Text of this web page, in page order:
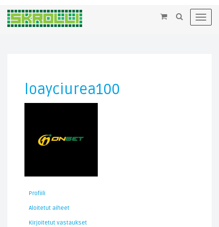
×
loayciurea100
Profiili
Aloitetut aiheet
Kirjoitetut vastaukset